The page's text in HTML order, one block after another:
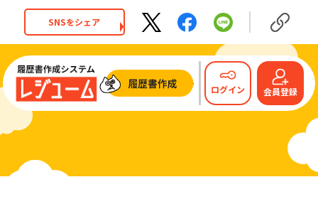
SNSをシェア
ログイン 会員登録